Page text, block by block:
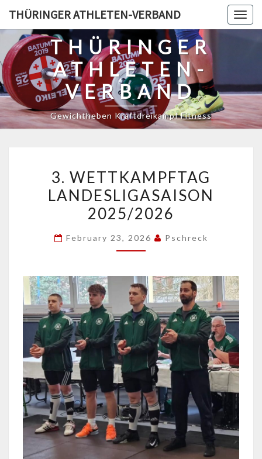
content
THÜRINGER ATHLETEN-VERBAND
THÜRINGER
ATHLETEN-
VERBAND
Gewichtheben Kraftdreikampf Fitness
WETTKAMPFTAG
LANDESLIGASAISON
2025/2026
3. WETTKAMPFTAG
LANDESLIGASAISON
2025/2026
February 23, 2026 Pschreck